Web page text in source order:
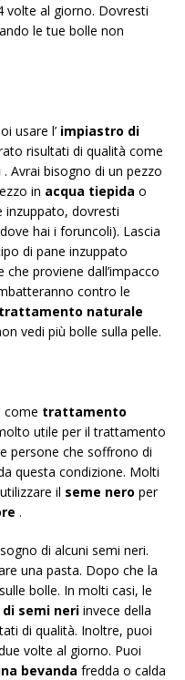
volte al giorno. Dovresti
le tue bolle non
usare l’ impiastro di
risultati di qualità come
. Avrai bisogno di un pezzo
in acqua tiepida o
inzuppato, dovresti
hai i foruncoli). Lascia
di pane inzuppato
che proviene dall’impacco
contro le
trattamento naturale
vedi più bolle sulla pelle.
come trattamento
utile per il trattamento
persone che soffrono di
questa condizione. Molti
il seme nero per
.
di alcuni semi neri.
una pasta. Dopo che la
bolle. In molti casi, le
di semi neri invece della
di qualità. Inoltre, puoi
volte al giorno. Puoi
bevanda fredda o calda